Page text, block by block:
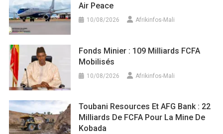
Air Peace
10/08/2026 Afrikinfos-Mali
Fonds Minier : 109 Milliards FCFA
Mobilisés
10/08/2026 Afrikinfos-Mali
Toubani Resources Et AFG Bank : 22
Milliards De FCFA Pour La Mine De
Kobada